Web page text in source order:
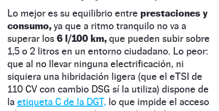
Lo mejor es su equilibrio entre prestaciones y
consumo, ya que a ritmo tranquilo no va a
superar los 6 l/100 km, que pueden subir sobre
1,5 o 2 litros en un entorno ciudadano. Lo peor:
que al no llevar ninguna electrificación, ni
siquiera una hibridación ligera (que el eTSI de
110 CV con cambio DSG sí la utiliza) dispone de
la etiqueta C de la DGT, lo que impide el acceso